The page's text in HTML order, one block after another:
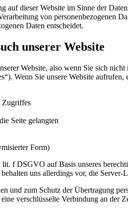
auf dieser Website im Sinne der
von personenbezogenen
Daten entscheidet.
unserer Website
Website, also wenn Sie sich
Wenn Sie unsere Website
Zugriffes
Seite gelangten
Form)
f DSGVO auf Basis unseres
uns allerdings vor, die
und zum Schutz der Übertragung
verschlüsselte Verbindung an der